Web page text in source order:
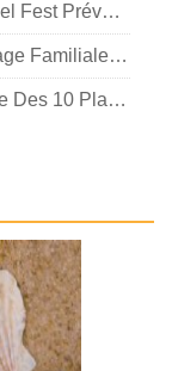
Myrtle Beach Waves Of Praise Gospel Fest Prévu Pour Septembre
Myrtle Beach Nommée Meilleure Plage Familiale Par CheapTickets
Myrtle Beach Présenté Comme L'une Des 10 Plages Cool De La Côte Est